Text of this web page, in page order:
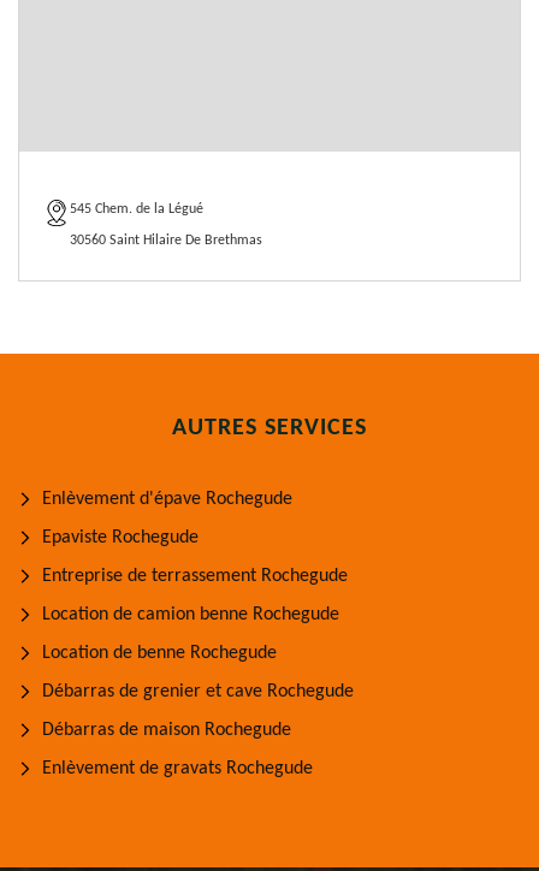
545 Chem. de la Légué
30560 Saint Hilaire De Brethmas
AUTRES SERVICES
Enlèvement d'épave Rochegude
Epaviste Rochegude
Entreprise de terrassement Rochegude
Location de camion benne Rochegude
Location de benne Rochegude
Débarras de grenier et cave Rochegude
Débarras de maison Rochegude
Enlèvement de gravats Rochegude